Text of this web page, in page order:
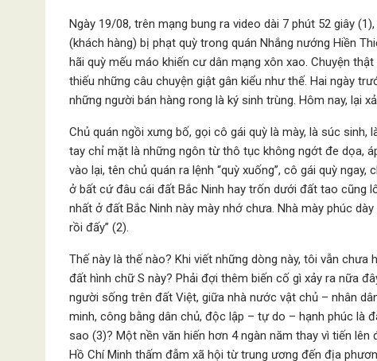
Ngày 19/08, trên mạng bung ra video dài 7 phút 52 giây
(khách hàng) bị phạt quỳ trong quán Nhắng nướng Hiền
hãi quỳ mếu máo khiến cư dân mạng xôn xao. Chuyện
thiếu những câu chuyện giật gân kiểu như thế. Hai ngày
những người bán hàng rong là ký sinh trùng. Hôm nay, lại
Chủ quán ngồi xưng bố, gọi cô gái quỳ là mày, là súc
tay chỉ mặt là những ngôn từ thô tục không ngớt đe dọa,
vào lại, tên chủ quán ra lệnh “quỳ xuống”, cô gái quỳ
ở bất cứ đâu cái đất Bắc Ninh hay trốn dưới đất tao cũng
nhất ở đất Bắc Ninh này mày nhớ chưa. Nhà mày phúc
rồi đấy” (2).
Thế này là thế nào? Khi viết những dòng này, tôi vẫn
đất hình chữ S này? Phải đợi thêm biến cố gì xảy ra nữa
người sống trên đất Việt, giữa nhà nước vật chủ – nhân
minh, công bằng dân chủ, độc lập – tự do – hạnh phúc là
sao (3)? Một nền văn hiến hơn 4 ngàn năm thay vì tiến
Hồ Chí Minh thấm đẫm xã hội từ trung ương đến địa